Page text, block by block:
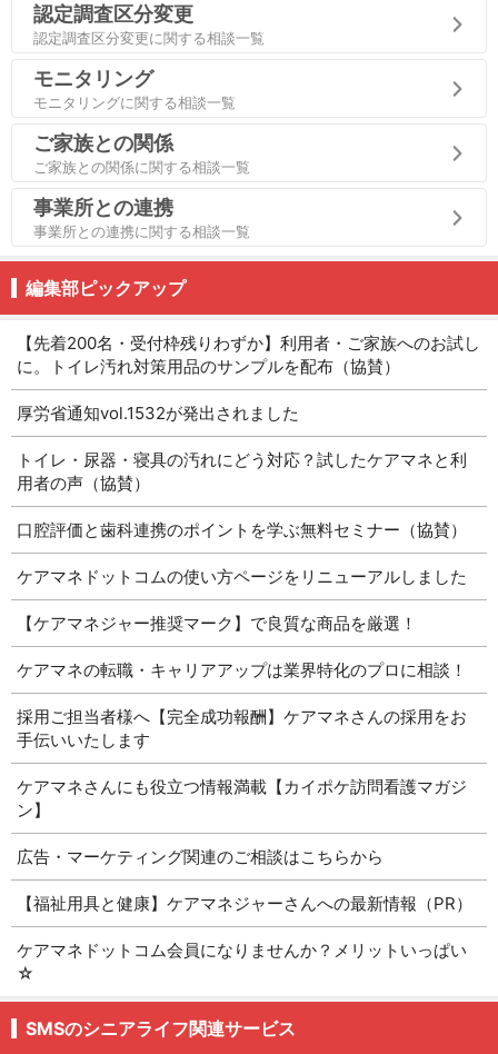
認定調査区分変更
認定調査区分変更に関する相談一覧
モニタリング
モニタリングに関する相談一覧
ご家族との関係
ご家族との関係に関する相談一覧
事業所との連携
事業所との連携に関する相談一覧
編集部ピックアップ
【先着200名・受付枠残りわずか】利用者・ご家族へのお試し
に。トイレ汚れ対策用品のサンプルを配布（協賛）
厚労省通知vol.1532が発出されました
トイレ・尿器・寝具の汚れにどう対応？試したケアマネと利
用者の声（協賛）
口腔評価と歯科連携のポイントを学ぶ無料セミナー（協賛）
ケアマネドットコムの使い方ページをリニューアルしました
【ケアマネジャー推奨マーク】で良質な商品を厳選！
ケアマネの転職・キャリアアップは業界特化のプロに相談！
採用ご担当者様へ【完全成功報酬】ケアマネさんの採用をお
手伝いいたします
ケアマネさんにも役立つ情報満載【カイポケ訪問看護マガジ
ン】
広告・マーケティング関連のご相談はこちらから
【福祉用具と健康】ケアマネジャーさんへの最新情報（PR）
ケアマネドットコム会員になりませんか？メリットいっぱい
☆
SMSのシニアライフ関連サービス